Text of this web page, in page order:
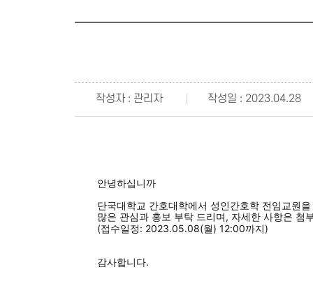
작성자 : 관리자 작성일 : 2023.04.28
안녕하십니까
단국대학교 간호대학에서 성인간호학 전임교원
많은 관심과 홍보 부탁 드리며, 자세한 사항은 첨
(접수일정: 2023.05.08(월) 12:00까지)
감사합니다.